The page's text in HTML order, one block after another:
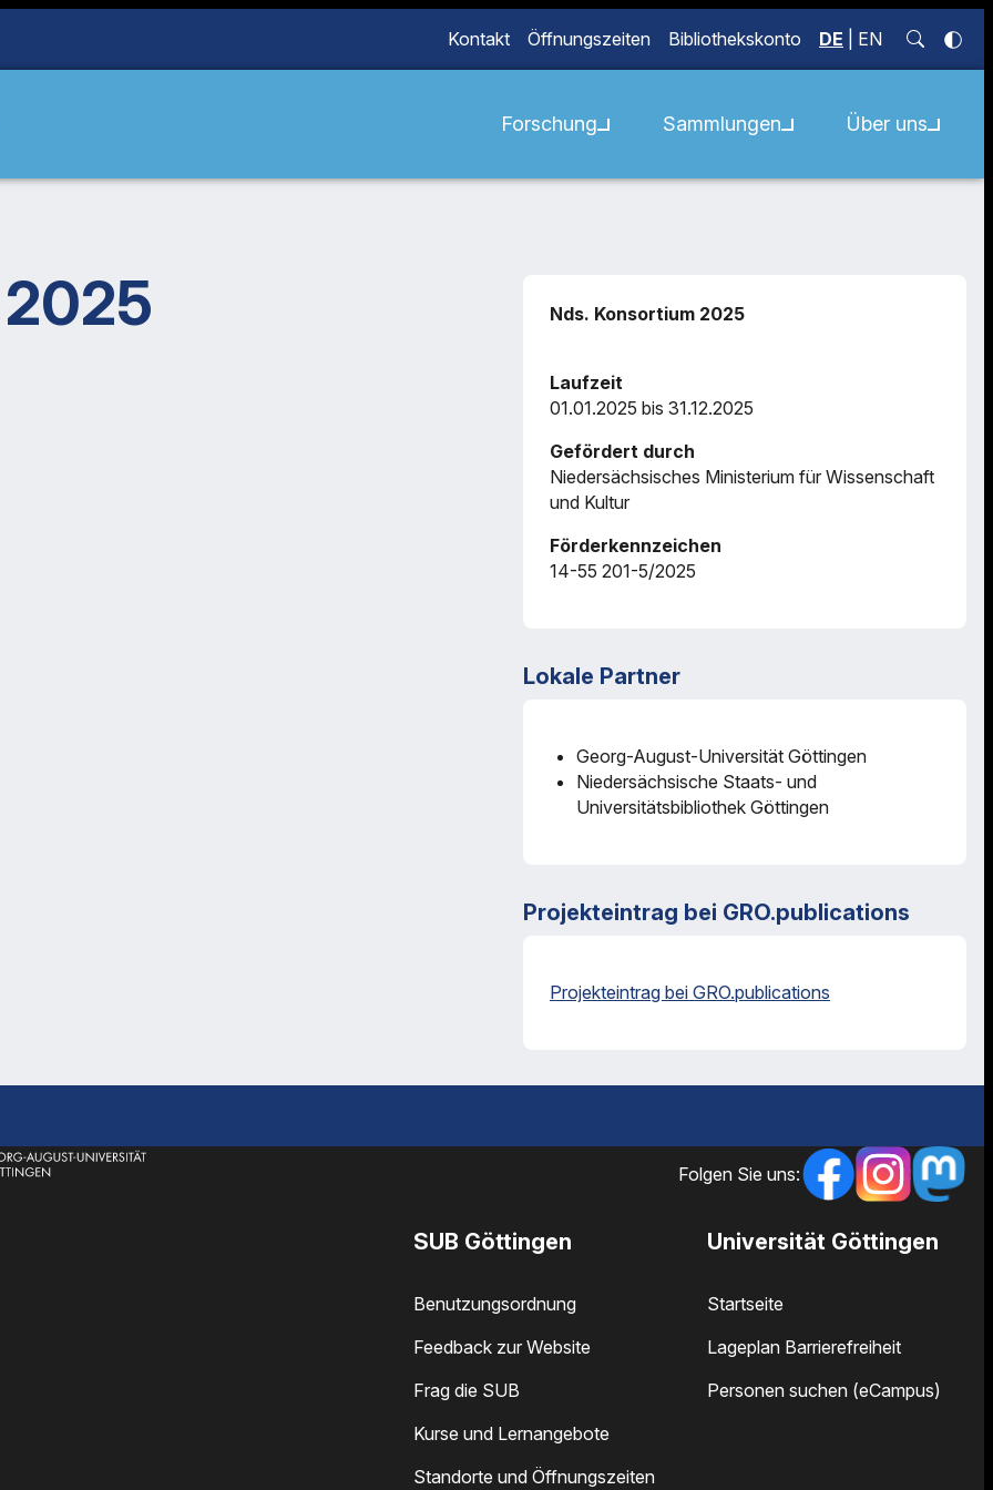
Kontakt Öffnungszeiten Bibliothekskonto DE EN
Forschung Sammlungen Über uns
Nds. Konsortium 2025
Laufzeit
01.01.2025 bis 31.12.2025
Gefördert durch
Niedersächsisches Ministerium für Wissenschaft
und Kultur
Förderkennzeichen
14-55 201-5/2025
Lokale Partner
Georg-August-Universität Göttingen
Niedersächsische Staats- und
Universitätsbibliothek Göttingen
Projekteintrag bei GRO.publications
Projekteintrag bei GRO.publications
Folgen Sie uns:
SUB Göttingen
Benutzungsordnung
Feedback zur Website
Frag die SUB
Kurse und Lernangebote
Standorte und Öffnungszeiten
Universität Göttingen
Startseite
Lageplan Barrierefreiheit
Personen suchen (eCampus)